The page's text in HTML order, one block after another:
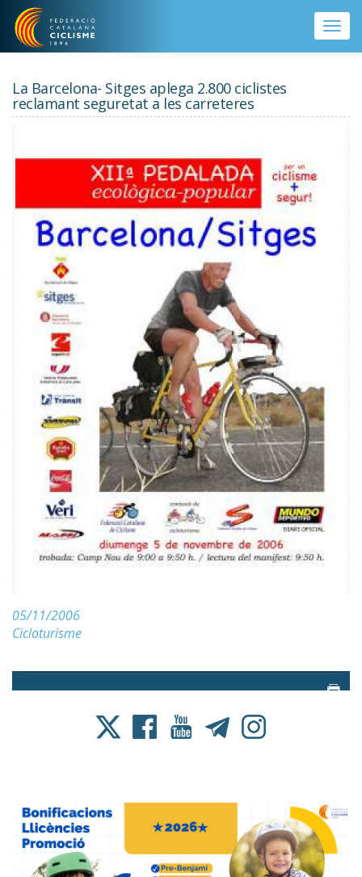
Vés al contingut
Toggle
La Barcelona- Sitges aplega 2.800 ciclistes
reclamant seguretat a les carreteres
05/11/2006
Cicloturisme